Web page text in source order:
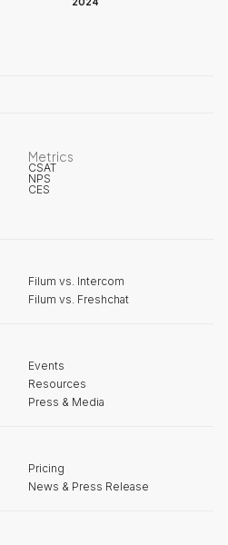
Metrics
CSAT
NPS
CES
Filum vs. Intercom
Filum vs. Freshchat
Events
Resources
Press & Media
Pricing
News & Press Release